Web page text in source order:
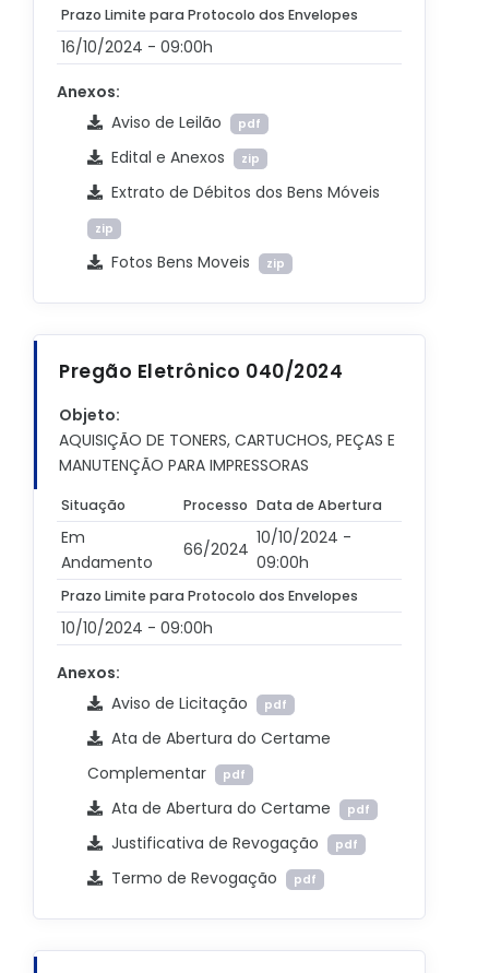
Prazo Limite para Protocolo dos Envelopes
16/10/2024 - 09:00h
Anexos:
Aviso de Leilão
pdf
Edital e Anexos zip
Extrato de Débitos dos Bens Móveis
zip
Fotos Bens Moveis zip
Pregão Eletrônico 040/2024
Objeto:
AQUISIÇÃO DE TONERS, CARTUCHOS, PEÇAS E
MANUTENÇÃO PARA IMPRESSORAS
Situação Processo Data de Abertura
Em
Andamento
66/2024
10/10/2024 -
09:00h
Prazo Limite para Protocolo dos Envelopes
10/10/2024 - 09:00h
Anexos:
Aviso de Licitação
pdf
Ata de Abertura do Certame
Complementar
pdf
Ata de Abertura do Certame pdf
Justificativa de Revogação pdf
Termo de Revogação pdf